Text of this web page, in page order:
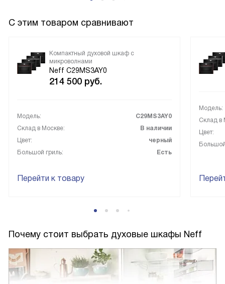
С этим товаром сравнивают
Компактный духовой шкаф с
микроволнами
Neff C29MS3AY0
214 500 руб.
Модель:
C29MS3AY0
Склад в Москве:
В наличии
Цвет:
черный
Большой гриль:
Есть
Перейти к товару
Модель:
Склад в
Цвет:
Почему стоит выбрать духовые шкафы Neff